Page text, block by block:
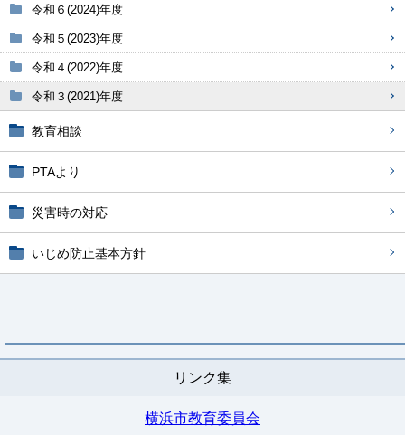
令和６(2024)年度
令和５(2023)年度
令和４(2022)年度
令和３(2021)年度
教育相談
PTAより
災害時の対応
いじめ防止基本方針
リンク集
横浜市教育委員会